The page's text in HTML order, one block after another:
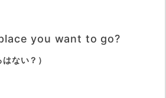
you want to go?
ない？）